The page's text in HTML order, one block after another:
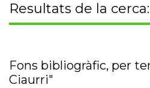
Resultats de la cerca:
Fons bibliogràfic, per
Ciaurri"